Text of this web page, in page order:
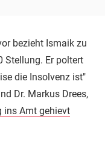
bezieht Ismaik zu
Stellung. Er poltert
die Insolvenz ist"
Dr. Markus Drees,
ins Amt gehievt